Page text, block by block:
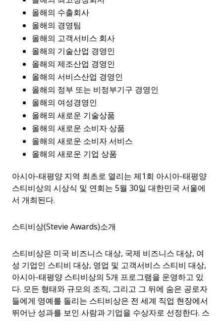
올해의 수출회사
올해의 경영팀
올해의 고객서비스 회사
올해의 기술산업 경영인
올해의 제조산업 경영인
올해의 서비스산업 경영인
올해의 정부 또는 비정부기구 경영인
올해의 여성경영인
올해의 새로운 기술상품
올해의 새로운 소비자 상품
올해의 새로운 소비자 서비스
올해의 새로운 기업 상품
아시아-태평양 지역 최초로 열리는 제1회 아시아-태평양
스티비상의 시상식 및 연회는 5월 30일 대한민국 서울에
서 개최된다.
스티비상(Stevie Awards)소개
스티비상은 미국 비즈니스 대상, 국제 비즈니스 대상, 여
성 기업인 스티비 대상, 영업 및 고객서비스 스티비 대상,
아시아-태평양 스티비상의 5개 프로그램을 운영하고 있
다. 모든 형태와 규모의 조직, 그리고 그 뒤에 숨은 공로자
들에게 영예를 돌리는 스티비상은 전 세계 직업 현장에서
뛰어난 성과를 보인 사람과 기업을 수상자로 선정한다. 스